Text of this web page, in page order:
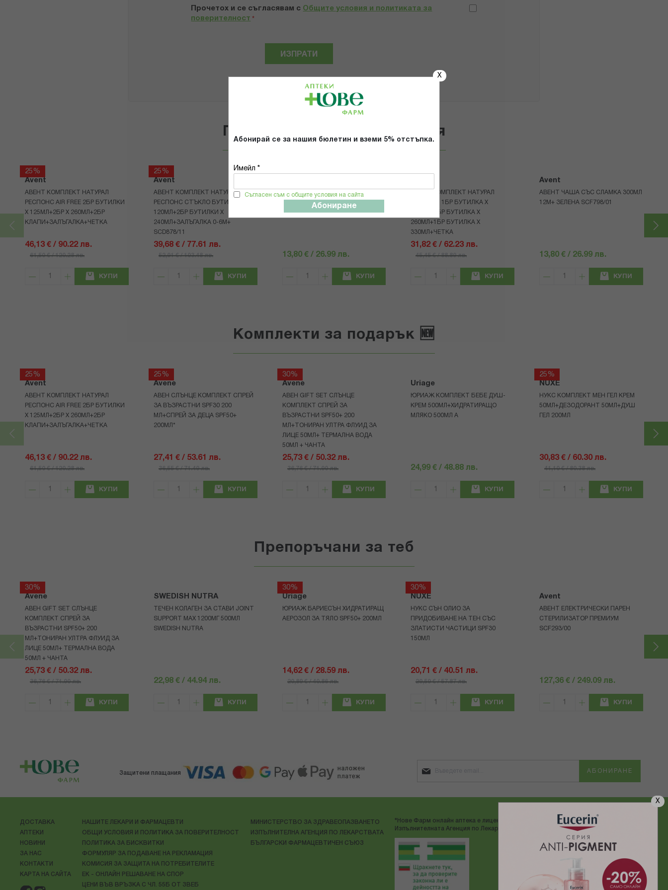
X
X
Абонирай се за нашия бюлетин и вземи 5% отстъпка.
Имейл *
Съгласен съм с общите условия на сайта
Абониране
Прочетох и се съгласявам с Общите условия и политиката за
поверителност *
ИЗПРАТИ
Популярни в тази категория
25%
Avent
АВЕНТ КОМПЛЕКТ НАТУРАЛ
РЕСПОНС AIR FREE 2БР БУТИЛКИ
Х 125МЛ+2БР Х 260МЛ+2БР
КЛАПИ+ЗАЛЪГАЛКА+ЧЕТКА
46,13 € / 90.22 лв.
61,50 € / 120.28 лв.
КУПИ
25%
Avent
АВЕНТ КОМПЛЕКТ НАТУРАЛ
РЕСПОНС СТЪКЛО БУТИЛКА Х
120МЛ+2БР БУТИЛКИ Х
240МЛ+ЗАЛЪГАЛКА 0-6М+
SCD878/11
39,68 € / 77.61 лв.
52,91 € / 103.48 лв.
КУПИ
АВЕНТ ЧАША СЪС СЛАМКА 300МЛ
12М+ РОЗОВА SCF798/02
13,80 € / 26.99 лв.
КУПИ
АВЕНТ КОМПЛЕКТ НАТУРАЛ
РЕСПОНС 1БР БУТИЛКА Х
125МЛ+1БР БУТИЛКА Х
260МЛ+1БР БУТИЛКА Х
330МЛ+ЧЕТКА
31,82 € / 62.23 лв.
45,45 € / 88.89 лв.
КУПИ
Avent
АВЕНТ ЧАША СЪС СЛАМКА 300МЛ
12М+ ЗЕЛЕНА SCF798/01
13,80 € / 26.99 лв.
КУПИ
Комплекти за подарък 🆕
25%
Avent
АВЕНТ КОМПЛЕКТ НАТУРАЛ
РЕСПОНС AIR FREE 2БР БУТИЛКИ
Х 125МЛ+2БР Х 260МЛ+2БР
КЛАПИ+ЗАЛЪГАЛКА+ЧЕТКА
46,13 € / 90.22 лв.
61,50 € / 120.28 лв.
КУПИ
25%
Avene
АВЕН СЛЪНЦЕ КОМПЛЕКТ СПРЕЙ
ЗА ВЪЗРАСТНИ SPF30 200
МЛ+СПРЕЙ ЗА ДЕЦА SPF50+
200МЛ*
27,41 € / 53.61 лв.
36,55 € / 71.49 лв.
КУПИ
30%
Avene
АВЕН GIFT SET СЛЪНЦЕ
КОМПЛЕКТ СПРЕЙ ЗА
ВЪЗРАСТНИ SPF50+ 200
МЛ+ТОНИРАН УЛТРА ФЛУИД ЗА
ЛИЦЕ 50МЛ+ ТЕРМАЛНА ВОДА
50МЛ + ЧАНТА
25,73 € / 50.32 лв.
36,76 € / 71.90 лв.
КУПИ
Uriage
ЮРИАЖ КОМПЛЕКТ БЕБЕ ДУШ-
КРЕМ 500МЛ+ХИДРАТИРАЩО
МЛЯКО 500МЛ A
24,99 € / 48.88 лв.
КУПИ
25%
NUXE
НУКС КОМПЛЕКТ МЕН ГЕЛ КРЕМ
50МЛ+ДЕЗОДОРАНТ 50МЛ+ДУШ
ГЕЛ 200МЛ
30,83 € / 60.30 лв.
41,10 € / 80.38 лв.
КУПИ
Препоръчани за теб
30%
Avene
АВЕН GIFT SET СЛЪНЦЕ
КОМПЛЕКТ СПРЕЙ ЗА
ВЪЗРАСТНИ SPF50+ 200
МЛ+ТОНИРАН УЛТРА ФЛУИД ЗА
ЛИЦЕ 50МЛ+ ТЕРМАЛНА ВОДА
50МЛ + ЧАНТА
25,73 € / 50.32 лв.
36,76 € / 71.90 лв.
КУПИ
SWEDISH NUTRA
ТЕЧЕН КОЛАГЕН ЗА СТАВИ JOINT
SUPPORT MAX 1200МГ 500МЛ
SWEDISH NUTRA
22,98 € / 44.94 лв.
КУПИ
30%
Uriage
ЮРИАЖ БАРИЕСЪН ХИДРАТИРАЩ
АЕРОЗОЛ ЗА ТЯЛО SPF50+ 200МЛ
14,62 € / 28.59 лв.
20,89 € / 40.86 лв.
КУПИ
30%
NUXE
НУКС СЪН ОЛИО ЗА
ПРИДОБИВАНЕ НА ТЕН СЪС
ЗЛАТИСТИ ЧАСТИЦИ SPF30
150МЛ
20,71 € / 40.51 лв.
29,59 € / 57.87 лв.
КУПИ
Avent
АВЕНТ ЕЛЕКТРИЧЕСКИ ПАРЕН
СТЕРИЛИЗАТОР ПРЕМИУМ
SCF293/00
127,36 € / 249.09 лв.
КУПИ
Защитени плащания АБОНИРАНЕ
ДОСТАВКА
АПТЕКИ
НОВИНИ
ЗА НАС
КОНТАКТИ
КАРТА НА САЙТА
НАШИТЕ ЛЕКАРИ И ФАРМАЦЕВТИ
ОБЩИ УСЛОВИЯ И ПОЛИТИКА ЗА ПОВЕРИТЕЛНОСТ
ПОЛИТИКА ЗА БИСКВИТКИ
ФОРМУЛЯР ЗА ПОДАВАНЕ НА РЕКЛАМАЦИЯ
КОМИСИЯ ЗА ЗАЩИТА НА ПОТРЕБИТЕЛИТЕ
ЕК - ОНЛАЙН РЕШАВАНЕ НА СПОР
ЦЕНИ ВЪВ ВРЪЗКА С ЧЛ. 55Б ОТ ЗВЕБ
МИНИСТЕРСТВО ЗА ЗДРАВЕОПАЗВАНЕТО
ИЗПЪЛНИТЕЛНА АГЕНЦИЯ ПО ЛЕКАРСТВАТА
БЪЛГАРСКИ ФАРМАЦЕВТИЧЕН СЪЮЗ
"Нове Фарм онлайн аптека е лицензирана от
Изпълнителната Агенция по Лекарствата"
ДОСТАВЯМЕ С: